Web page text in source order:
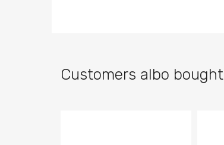
Customers albo bought